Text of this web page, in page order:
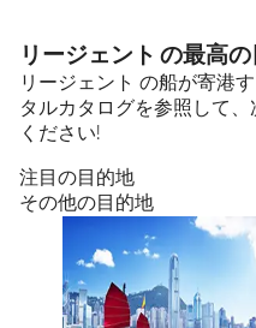
リージェント の最高
リージェント の船が寄港
タルカタログを参照して
ください!
注目の目的地
その他の目的地